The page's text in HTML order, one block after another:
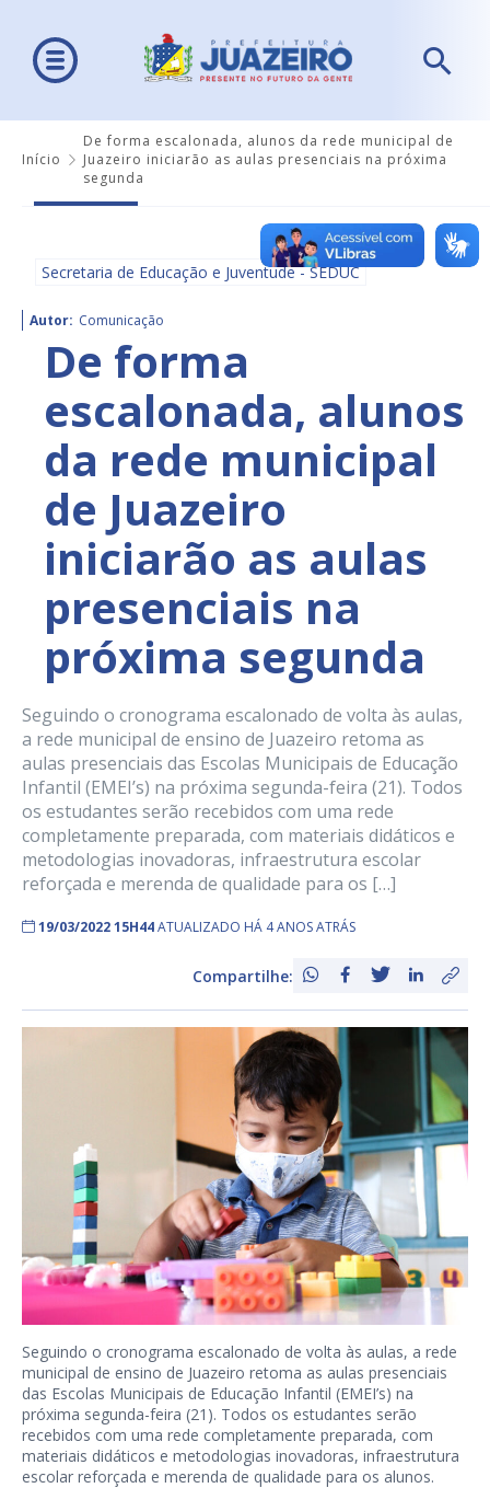
Início
De forma escalonada, alunos da rede municipal de
Juazeiro iniciarão as aulas presenciais na próxima
segunda
Secretaria de Educação e Juventude - SEDUC
Autor: Comunicação
De forma
escalonada, alunos
da rede municipal
de Juazeiro
iniciarão as aulas
presenciais na
próxima segunda
Seguindo o cronograma escalonado de volta às aulas,
a rede municipal de ensino de Juazeiro retoma as
aulas presenciais das Escolas Municipais de Educação
Infantil (EMEI’s) na próxima segunda-feira (21). Todos
os estudantes serão recebidos com uma rede
completamente preparada, com materiais didáticos e
metodologias inovadoras, infraestrutura escolar
reforçada e merenda de qualidade para os […]
19/03/2022 15H44ATUALIZADO HÁ 4 ANOS ATRÁS
Compartilhe:
Seguindo o cronograma escalonado de volta às aulas, a rede
municipal de ensino de Juazeiro retoma as aulas presenciais
das Escolas Municipais de Educação Infantil (EMEI’s) na
próxima segunda-feira (21). Todos os estudantes serão
recebidos com uma rede completamente preparada, com
materiais didáticos e metodologias inovadoras, infraestrutura
escolar reforçada e merenda de qualidade para os alunos.